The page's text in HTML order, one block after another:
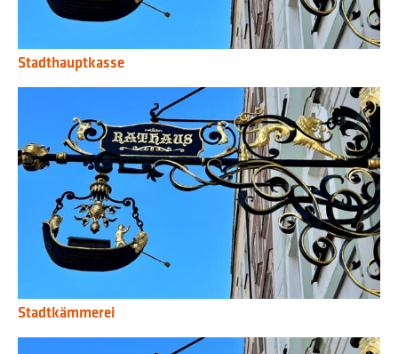
Stadthauptkasse
Stadtkämmerei